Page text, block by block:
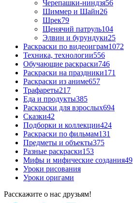
Черепашки-ниндзя56
Шиммер и Шайн26
Шрек79
Щенячий патруль104
Элвин и бурундуки25
Раскраски по видеоиграм1072
Техника, технологии556
Обучающие раскраски746
Раскраски на праздники171
Раскраски из аниме657
Трафареты217
Еда и продукты385
Раскраски для взрослых694
Сказки42
Подборки и коллекции424
Раскраски по фильмам131
Предметы и объекты375
Разные раскраски153
Мифы и мифические создания49
Уроки рисования
Уроки оригами
Расскажите о нас друзьям!